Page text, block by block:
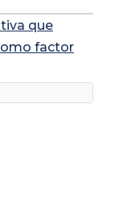
que
factor